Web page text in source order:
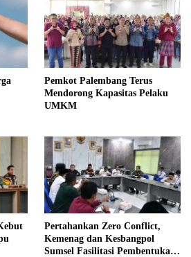
Pemkot Palembang Terus
Mendorong Kapasitas Pelaku
UMKM
Pertahankan Zero Conflict,
Kemenag dan Kesbangpol
Sumsel Fasilitasi Pembentukan